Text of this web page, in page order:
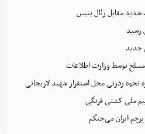
رسید
ردزنی محل استقرار شهید لاریجانی
ملی کشتی فرنگی
ایران می‌جنگم